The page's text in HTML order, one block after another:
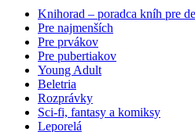
Knihorad – poradca kníh pre
Pre najmenších
Pre prvákov
Pre pubertiakov
Young Adult
Beletria
Rozprávky
Sci-fi, fantasy a komiksy
Leporelá